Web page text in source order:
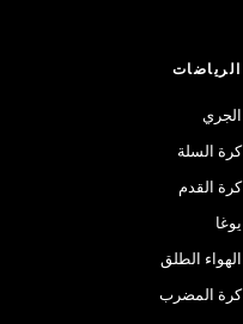
الرياضات
الجري
كرة السلة
كرة القدم
يوغا
الهواء الطلق
كرة المضرب